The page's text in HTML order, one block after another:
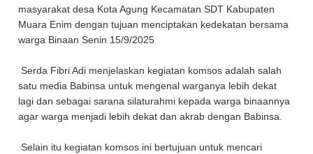
masyarakat desa Kota Agung Kecamatan SDT Kabupaten
Muara Enim dengan tujuan menciptakan kedekatan bersama
warga Binaan Senin 15/9/2025
Serda Fibri Adi menjelaskan kegiatan komsos adalah salah
satu media Babinsa untuk mengenal warganya lebih dekat
lagi dan sebagai sarana silaturahmi kepada warga binaannya
agar warga menjadi lebih dekat dan akrab dengan Babinsa.
Selain itu kegiatan komsos ini bertujuan untuk mencari